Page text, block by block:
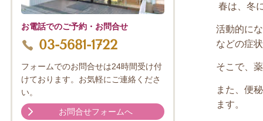
春は、冬
活動的に
などの症
そこで、
また、便
ます。
お電話でのご予約・お問合せ
03-5681-1722
フォームでのお問合せは24時間受け付
けております。お気軽にご連絡くださ
い。
お問合せフォームへ